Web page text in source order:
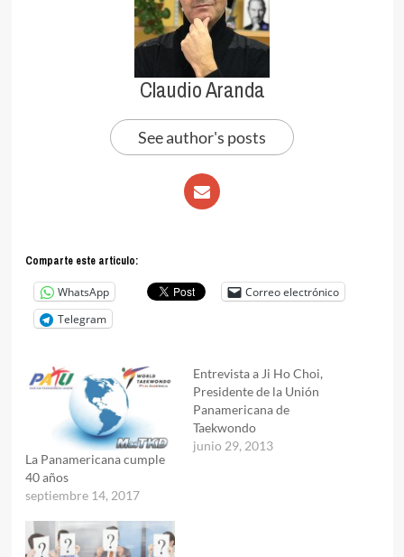
Claudio Aranda
See author's posts
Comparte este articulo:
WhatsApp
Correo electrónico
Telegram
La Panamericana cumple
40 años
septiembre 14, 2017
Entrevista a Ji Ho Choi,
Presidente de la Unión
Panamericana de
Taekwondo
junio 29, 2013